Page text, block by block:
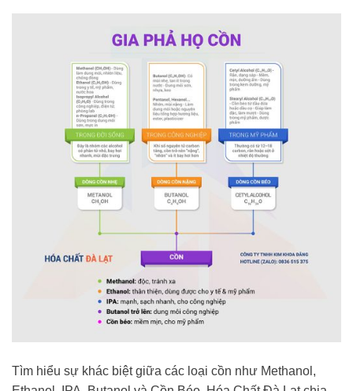
Tìm hiểu sự khác biệt giữa các loại cồn như Methanol,